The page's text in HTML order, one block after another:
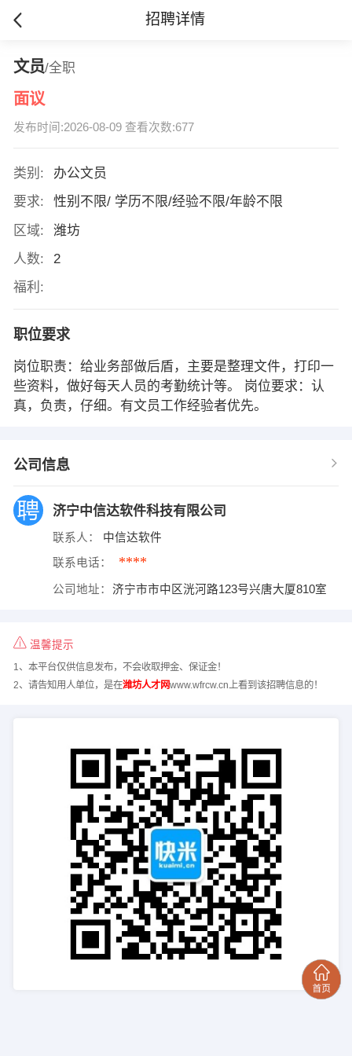
招聘详情
文员/全职
面议
发布时间:2026-08-09 查看次数:677
类别:
办公文员
要求:
性别不限/ 学历不限/经验不限/年龄不限
区域:
潍坊
人数:
2
福利:
职位要求
岗位职责：给业务部做后盾，主要是整理文件，打印一
些资料，做好每天人员的考勤统计等。 岗位要求：认
真，负责，仔细。有文员工作经验者优先。
公司信息
济宁中信达软件科技有限公司
联系人： 中信达软件
联系电话： ****
公司地址： 济宁市市中区洸河路123号兴唐大厦810室
温馨提示
1、本平台仅供信息发布，不会收取押金、保证金！
2、请告知用人单位，是在潍坊人才网www.wfrcw.cn上看到该招聘信息的！